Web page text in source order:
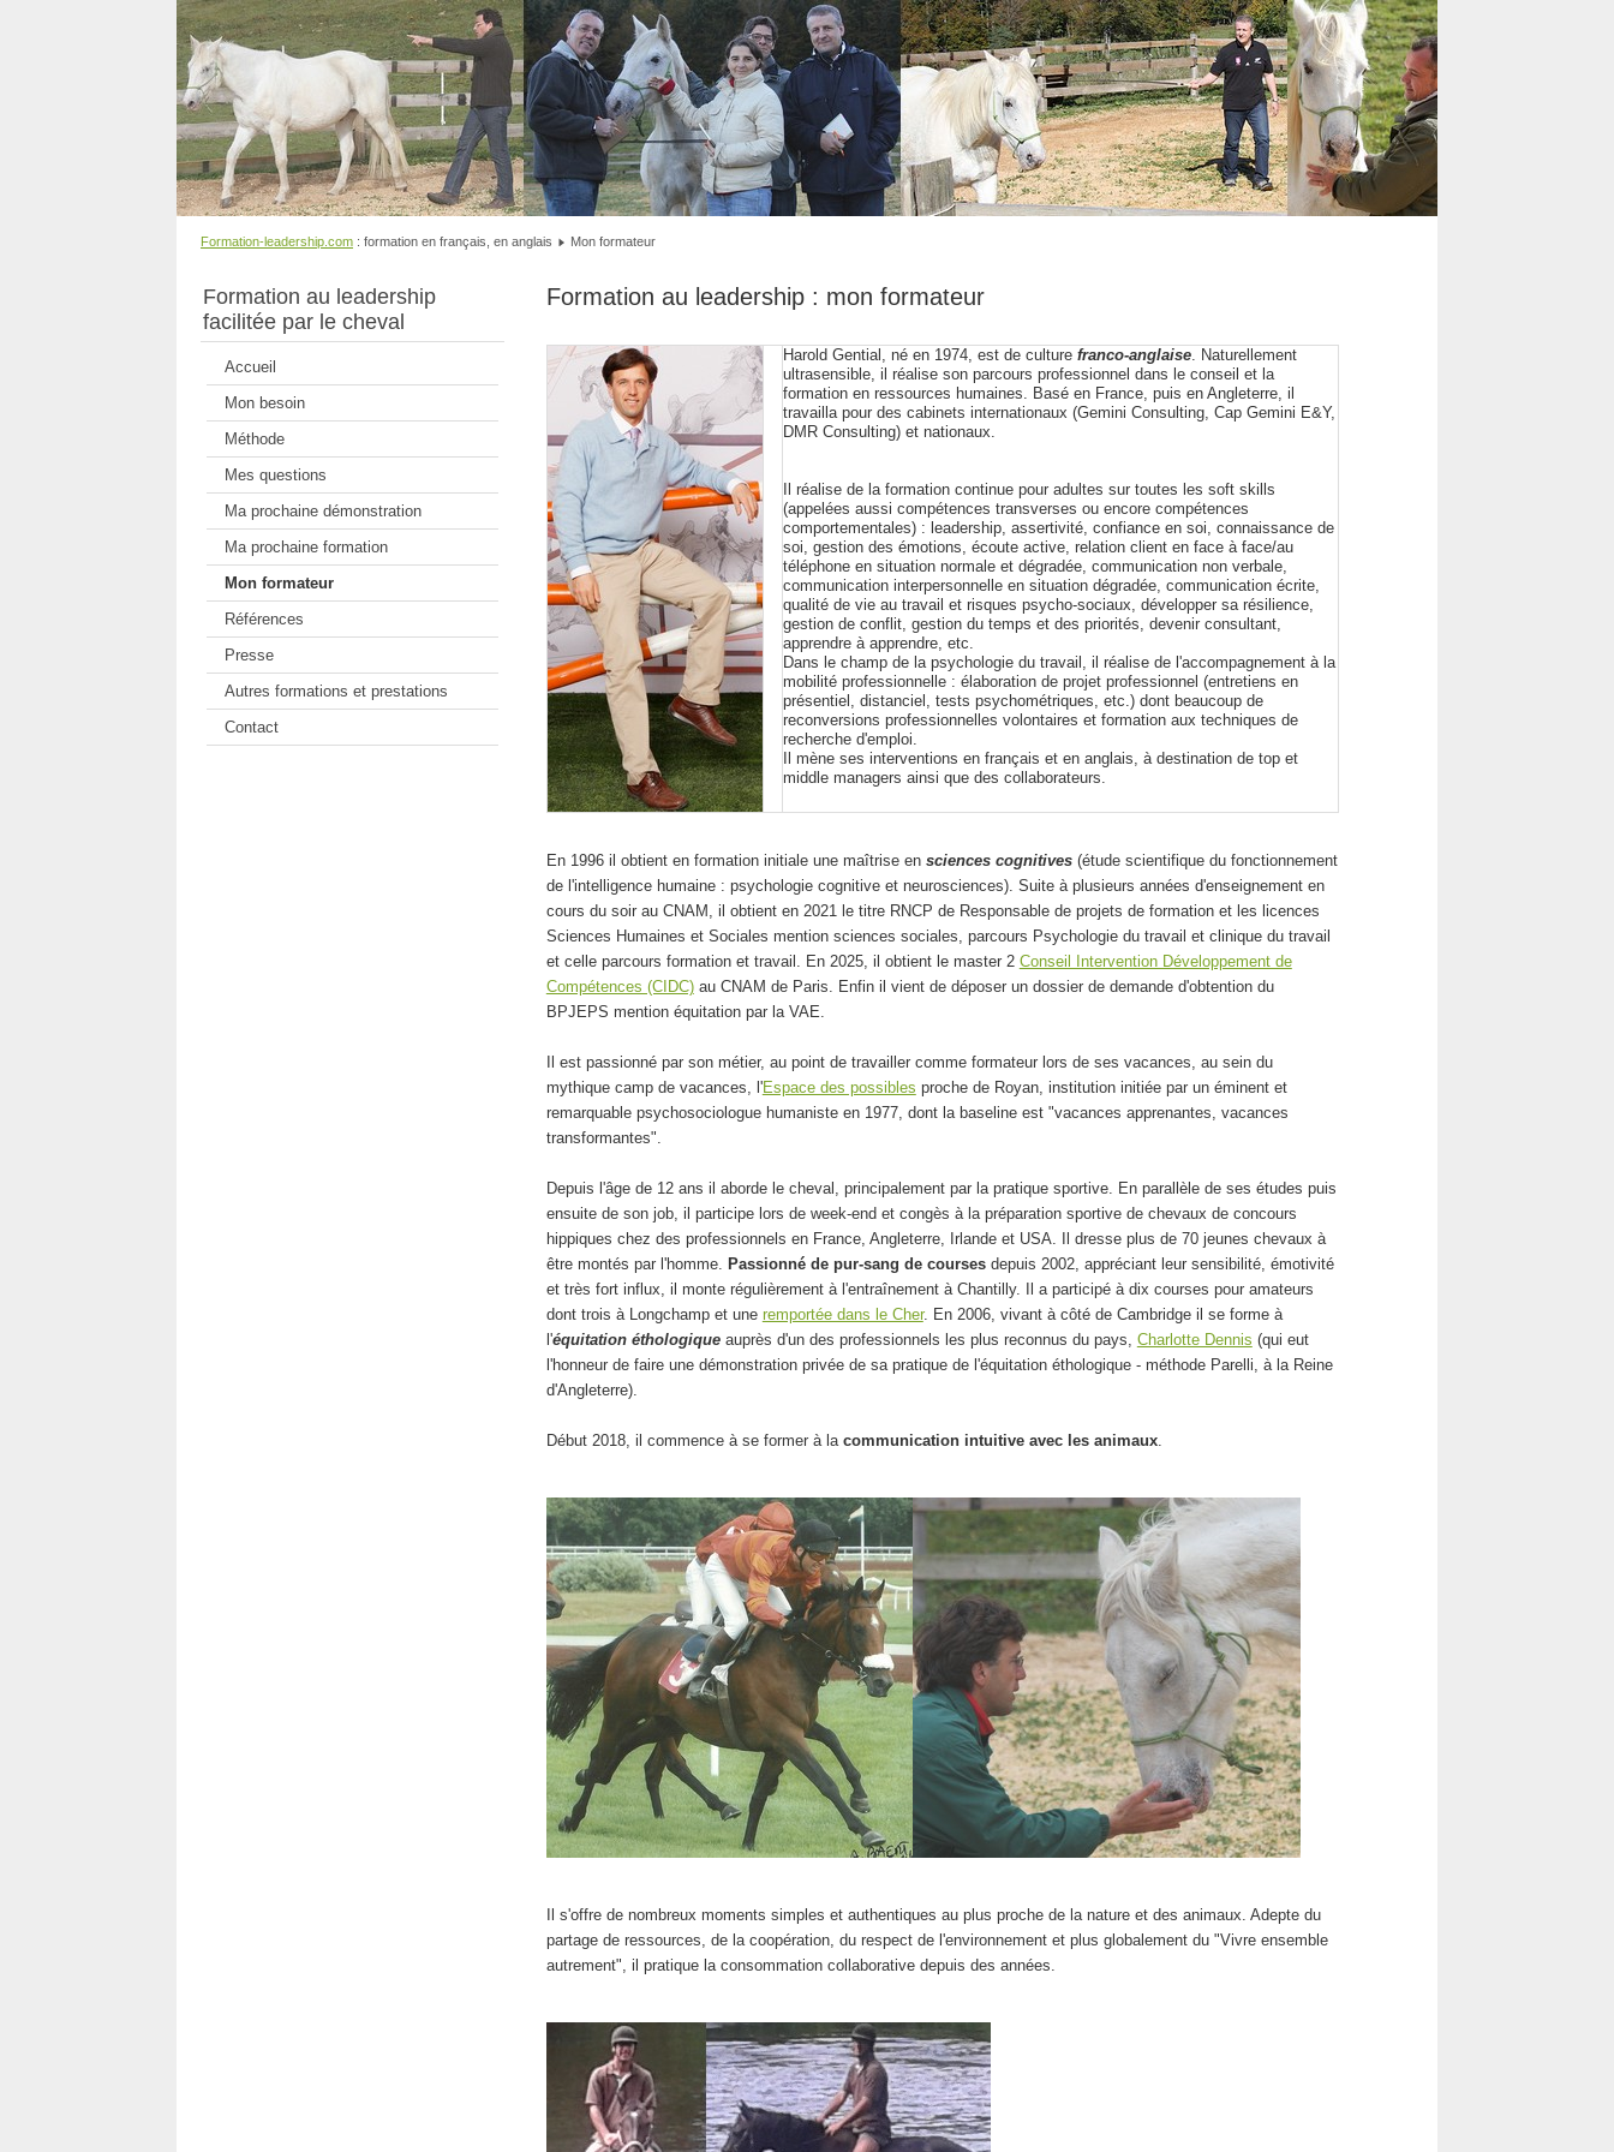
Formation-leadership.com : formation en français, en anglais Mon formateur
Formation au leadership
facilitée par le cheval
Accueil
Mon besoin
Méthode
Mes questions
Ma prochaine démonstration
Ma prochaine formation
Mon formateur
Références
Presse
Autres formations et prestations
Contact
Formation au leadership : mon formateur
Harold Gential, né en 1974, est de culture franco-anglaise. Naturellement
ultrasensible, il réalise son parcours professionnel dans le conseil et la
formation en ressources humaines. Basé en France, puis en Angleterre, il
travailla pour des cabinets internationaux (Gemini Consulting, Cap Gemini E&Y,
DMR Consulting) et nationaux.
Il réalise de la formation continue pour adultes sur toutes les soft skills
(appelées aussi compétences transverses ou encore compétences
comportementales) : leadership, assertivité, confiance en soi, connaissance de
soi, gestion des émotions, écoute active, relation client en face à face/au
téléphone en situation normale et dégradée, communication non verbale,
communication interpersonnelle en situation dégradée, communication écrite,
qualité de vie au travail et risques psycho-sociaux, développer sa résilience,
gestion de conflit, gestion du temps et des priorités, devenir consultant,
apprendre à apprendre, etc.
Dans le champ de la psychologie du travail, il réalise de l'accompagnement à la
mobilité professionnelle : élaboration de projet professionnel (entretiens en
présentiel, distanciel, tests psychométriques, etc.) dont beaucoup de
reconversions professionnelles volontaires et formation aux techniques de
recherche d'emploi.
Il mène ses interventions en français et en anglais, à destination de top et
middle managers ainsi que des collaborateurs.
En 1996 il obtient en formation initiale une maîtrise en sciences cognitives(étude scientifique du fonctionnement
de l'intelligence humaine : psychologie cognitive et neurosciences). Suite à plusieurs années d'enseignement en
cours du soir au CNAM, il obtient en 2021 le titre RNCP de Responsable de projets de formation et les licences
Sciences Humaines et Sociales mention sciences sociales, parcours Psychologie du travail et clinique du travail
et celle parcours formation et travail. En 2025, il obtient le master 2 Conseil Intervention Développement de
Compétences (CIDC)au CNAM de Paris. Enfin il vient de déposer un dossier de demande d'obtention du
BPJEPS mention équitation par la VAE.
Il est passionné par son métier, au point de travailler comme formateur lors de ses vacances, au sein du
mythique camp de vacances, l'Espace des possibles proche de Royan, institution initiée par un éminent et
remarquable psychosociologue humaniste en 1977, dont la baseline est "vacances apprenantes, vacances
transformantes".
Depuis l'âge de 12 ans il aborde le cheval, principalement par la pratique sportive. En parallèle de ses études puis
ensuite de son job, il participe lors de week-end et congès à la préparation sportive de chevaux de concours
hippiques chez des professionnels en France, Angleterre, Irlande et USA. Il dresse plus de 70 jeunes chevaux à
être montés par l'homme. Passionné de pur-sang de coursesdepuis 2002, appréciant leur sensibilité, émotivité
et très fort influx, il monte régulièrement à l'entraînement à Chantilly. Il a participé à dix courses pour amateurs
dont trois à Longchamp et une remportée dans le Cher. En 2006, vivant à côté de Cambridge il se forme à
l'équitation éthologiqueauprès d'un des professionnels les plus reconnus du pays, Charlotte Dennis (qui eut
l'honneur de faire une démonstration privée de sa pratique de l'équitation éthologique - méthode Parelli, à la Reine
d'Angleterre).
Début 2018, il commence à se former à la communication intuitive avec les animaux.
Il s'offre de nombreux moments simples et authentiques au plus proche de la nature et des animaux. Adepte du
partage de ressources, de la coopération, du respect de l'environnement et plus globalement du "Vivre ensemble
autrement", il pratique la consommation collaborative depuis des années.